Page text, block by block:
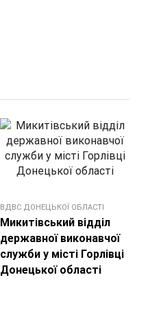
ВДВС ДОНЕЦЬКОЇ ОБЛАСТI
Микитівський відділ
державної виконавчої
служби у місті Горлівці
Донецької області